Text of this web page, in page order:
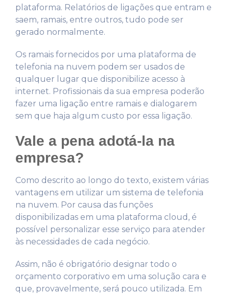
plataforma. Relatórios de ligações que entram e
saem, ramais, entre outros, tudo pode ser
gerado normalmente.
Os ramais fornecidos por uma plataforma de
telefonia na nuvem podem ser usados de
qualquer lugar que disponibilize acesso à
internet. Profissionais da sua empresa poderão
fazer uma ligação entre ramais e dialogarem
sem que haja algum custo por essa ligação.
Vale a pena adotá-la na
empresa?
Como descrito ao longo do texto, existem várias
vantagens em utilizar um sistema de telefonia
na nuvem. Por causa das funções
disponibilizadas em uma plataforma cloud, é
possível personalizar esse serviço para atender
às necessidades de cada negócio.
Assim, não é obrigatório designar todo o
orçamento corporativo em uma solução cara e
que, provavelmente, será pouco utilizada. Em